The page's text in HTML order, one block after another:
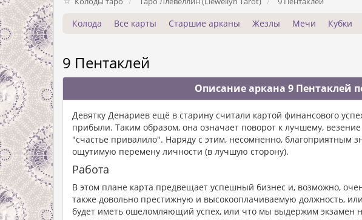
Колода Все карты Старшие арканы Жезлы Мечи Кубки
9 Пентаклей
Описание аркана 9 Пентаклей
Девятку Денариев ещё в старину считали картой финансового
прибыли. Таким образом, она означает поворот к лучшему,
"счастье привалило". Наряду с этим, несомненно, благоприятным
ощутимую перемену личности (в лучшую сторону).
Работа
В этом плане карта предвещает успешный бизнес и, возможно,
также довольно престижную и высокооплачиваемую должность,
будет иметь ошеломляющий успех, или что мы выдержим экзамен